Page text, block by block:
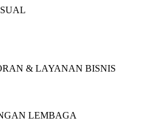
& LAYANAN BISNIS
LEMBAGA